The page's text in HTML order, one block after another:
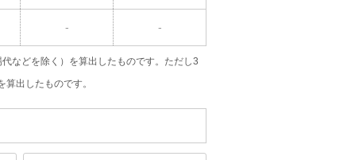
- -
などを除く）を算出したものです。ただし3
出したものです。